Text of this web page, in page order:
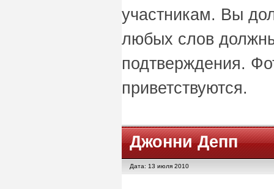
участникам. Вы
любых слов
подтверждения.
приветствуются.
Джонни Депп
Дата: 13 июля 2010